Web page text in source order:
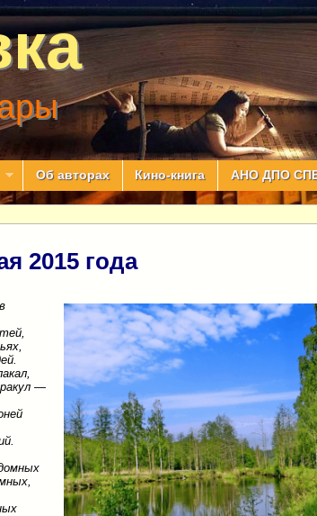
Об авторах Кино-книга АНО ДПО
2015 года
—